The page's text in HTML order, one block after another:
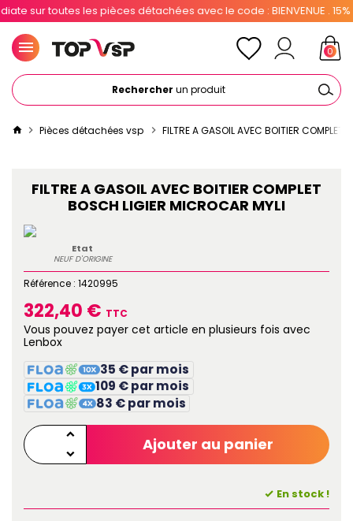
sur toutes les pièces détachées avec le code : BIENVENUE . 15%
Rechercher un produit
0
Pièces détachées vsp FILTRE A GASOIL AVEC BOITIER COMPLET
FILTRE A GASOIL AVEC BOITIER COMPLET
BOSCH LIGIER MICROCAR MYLI
Etat
NEUF D'ORIGINE
Référence : 1420995
322,40 € TTC
Vous pouvez payer cet article en plusieurs fois avec
Lenbox
35 € par mois
109 € par mois
83 € par mois
Ajouter au panier
En stock !